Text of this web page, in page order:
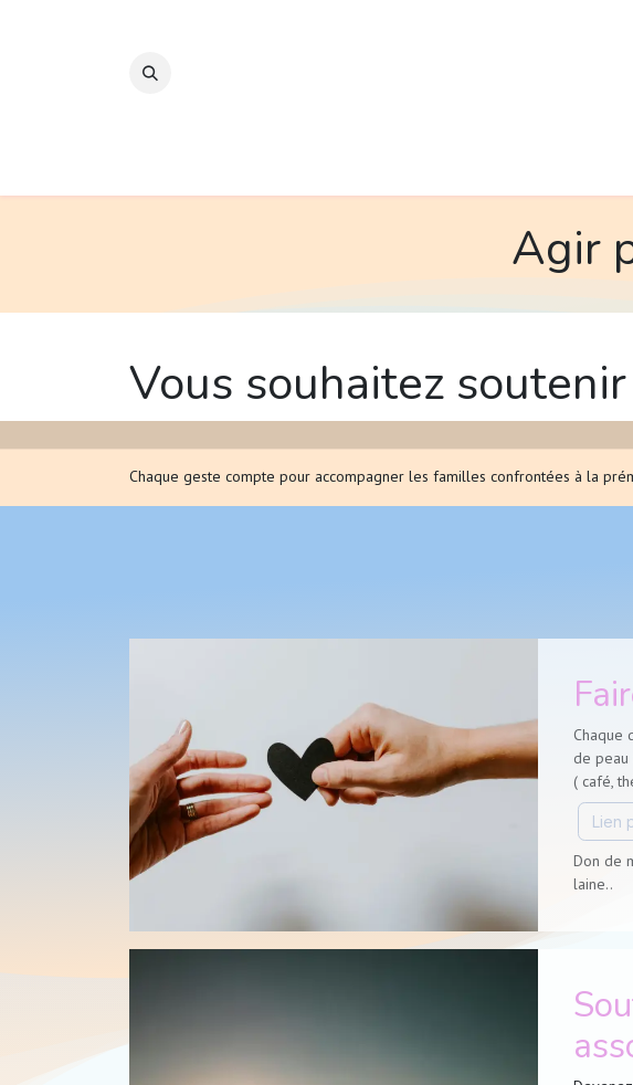
Agir
Vous souhaitez
Chaque geste compte pour accompagner les familles confrontées à la
Chaque
de
( café,
Lien
Don de
laine..